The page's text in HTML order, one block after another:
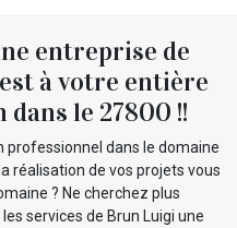
entreprise de
à votre entière
le 27800 !!
professionnel dans le domaine
réalisation de vos projets vous
? Ne cherchez plus
services de Brun Luigi une